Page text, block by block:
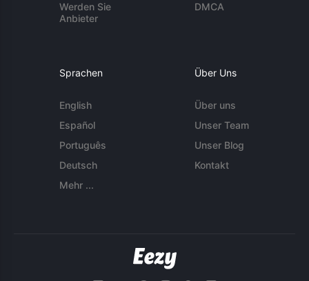
Werden Sie
Anbieter
DMCA
Sprachen
English
Español
Português
Deutsch
Mehr ...
Über Uns
Über uns
Unser Team
Unser Blog
Kontakt